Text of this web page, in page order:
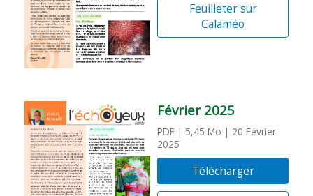
Feuilleter sur
Calaméo
Février 2025
PDF | 5,45 Mo | 20 Février
2025
Télécharger